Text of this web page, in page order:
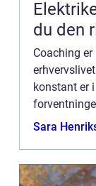
Elektriker
du den
Coaching
konstant er
at flere og
Sara